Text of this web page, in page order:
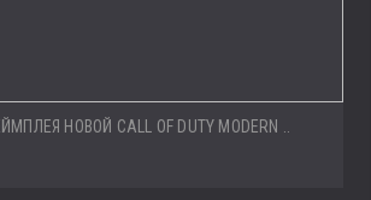
НОВОЙ CALL OF DUTY MODERN ..